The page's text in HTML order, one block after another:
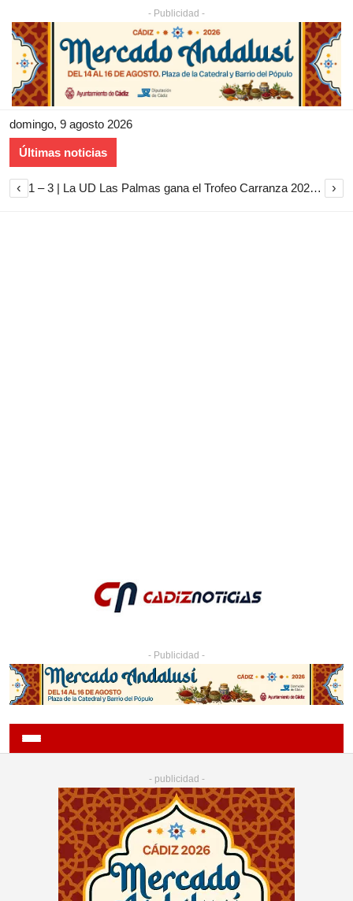
- Publicidad -
domingo, 9 agosto 2026
Últimas noticias
‹ 1 – 3 | La UD Las Palmas gana el Trofeo Carranza 2026 tras imponerse al Cádiz CF ›
- Publicidad -
- publicidad -